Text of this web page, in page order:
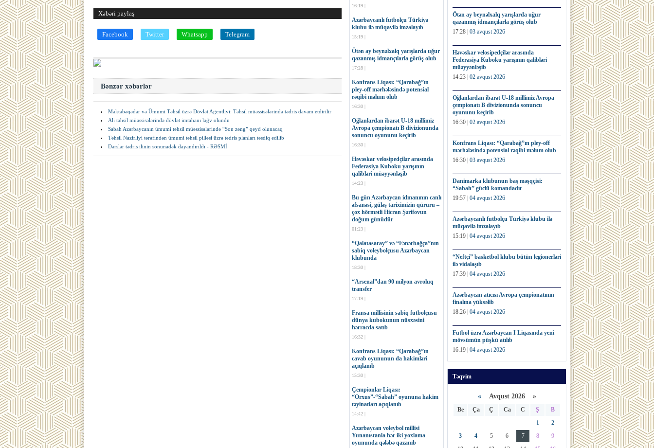
16:19 |
Azərbaycanlı futbolçu Türkiyə
klubu ilə müqavilə imzalayıb
15:19 |
Ötən ay beynəlxalq yarışlarda uğur
qazanmış idmançılarla görüş olub
17:28 |
Konfrans Liqası: “Qarabağ”ın
pley-off mərhələsində potensial
rəqibi məlum olub
16:30 |
Oğlanlardan ibarət U-18 millimiz
Avropa çempionatı B divizionunda
sonuncu oyununu keçirib
16:30 |
Həvəskar velosipedçilər arasında
Federasiya Kuboku yarışının
qalibləri müəyyənləşib
14:23 |
Bu gün Azərbaycan idmanının canlı
əfsanəsi, güləş tariximizin qüruru –
çox hörmətli Hicran Şərifovun
doğum günüdür
01:23 |
“Qalatasaray” və “Fənərbağça”nın
sabiq voleybolçusu Azərbaycan
klubunda
18:30 |
“Arsenal”dan 90 milyon avroluq
transfer
17:19 |
Fransa millisinin sabiq futbolçusu
dünya kubokunun nüsxəsini
hərracda satıb
16:32 |
Konfrans Liqası: “Qarabağ”ın
cavab oyununun da hakimləri
açıqlanıb
15:30 |
Çempionlar Liqası:
“Orxus”-“Sabah” oyununa hakim
təyinatları açıqlanıb
14:42 |
Azərbaycan voleybol millisi
Yunanıstanla hər iki yoxlama
oyununda qələbə qazanıb
Ötən ay beynəlxalq yarışlarda uğur
qazanmış idmançılarla görüş olub
17:28 | 03 avqust 2026
Həvəskar velosipedçilər arasında
Federasiya Kuboku yarışının qalibləri
müəyyənləşib
14:23 | 02 avqust 2026
Oğlanlardan ibarət U-18 millimiz Avropa
çempionatı B divizionunda sonuncu
oyununu keçirib
16:30 | 02 avqust 2026
Konfrans Liqası: “Qarabağ”ın pley-off
mərhələsində potensial rəqibi məlum olub
16:30 | 03 avqust 2026
Danimarka klubunun baş məşqçisi:
“Sabah” güclü komandadır
19:57 | 04 avqust 2026
Azərbaycanlı futbolçu Türkiyə klubu ilə
müqavilə imzalayıb
15:19 | 04 avqust 2026
“Neftçi” basketbol klubu bütün legionerləri
ilə vidalaşıb
17:39 | 04 avqust 2026
Azərbaycan atıcısı Avropa çempionatının
finalına yüksəlib
18:26 | 04 avqust 2026
Futbol üzrə Azərbaycan I Liqasında yeni
mövsümün püşkü atılıb
16:19 | 04 avqust 2026
Təqvim
«Avqust 2026 »
Be Ça Ç Ca C Ş
B
1
2
3
4 5 6 7 8
9
Xəbəri paylaş
Facebook Twitter Whatsapp Telegram
Bənzər xəbərlər
Məktəbəqədər və Ümumi Təhsil üzrə Dövlət Agentliyi: Təhsil müəssisələrində tədris davam etdirilir
Ali təhsil müəssisələrində dövlət imtahanı ləğv olundu
Sabah Azərbaycanın ümumi təhsil müəssisələrində “Son zəng” qeyd olunacaq
Təhsil Nazirliyi tərəfindən ümumi təhsil pilləsi üzrə tədris planları təsdiq edilib
Dərslər tədris ilinin sonunadək dayandırıldı - RƏSMİ